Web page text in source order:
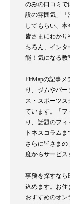
のみの口コミで
設の雰囲気」「
してもらい、
皆さまにわか
ちろん、イン
能！気になる教
FitMapの記事メ
り、ジムやパ
ス・スポーツ
ています。「フ
り、話題のフ
トネスコラムま
さらに皆さま
度からサービス
事務を探すなら
込めます。お住
おすすめのオ